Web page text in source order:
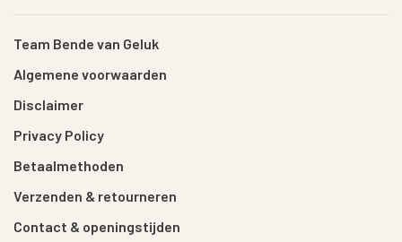
Team Bende van Geluk
Algemene voorwaarden
Disclaimer
Privacy Policy
Betaalmethoden
Verzenden & retourneren
Contact & openingstijden